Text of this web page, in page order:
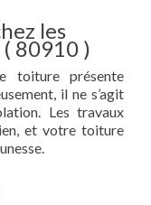
les
80910 )
toiture présente
il ne s’agit
Les travaux
et votre toiture